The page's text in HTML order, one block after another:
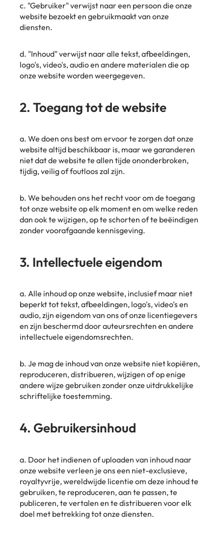
c. "Gebruiker" verwijst naar een persoon die onze
website bezoekt en gebruikmaakt van onze
diensten.
d. "Inhoud" verwijst naar alle tekst, afbeeldingen,
logo's, video's, audio en andere materialen die op
onze website worden weergegeven.
2. Toegang tot de website
a. We doen ons best om ervoor te zorgen dat onze
website altijd beschikbaar is, maar we garanderen
niet dat de website te allen tijde ononderbroken,
tijdig, veilig of foutloos zal zijn.
b. We behouden ons het recht voor om de toegang
tot onze website op elk moment en om welke reden
dan ook te wijzigen, op te schorten of te beëindigen
zonder voorafgaande kennisgeving.
3. Intellectuele eigendom
a. Alle inhoud op onze website, inclusief maar niet
beperkt tot tekst, afbeeldingen, logo's, video's en
audio, zijn eigendom van ons of onze licentiegevers
en zijn beschermd door auteursrechten en andere
intellectuele eigendomsrechten.
b. Je mag de inhoud van onze website niet kopiëren,
reproduceren, distribueren, wijzigen of op enige
andere wijze gebruiken zonder onze uitdrukkelijke
schriftelijke toestemming.
4. Gebruikersinhoud
a. Door het indienen of uploaden van inhoud naar
onze website verleen je ons een niet-exclusieve,
royaltyvrije, wereldwijde licentie om deze inhoud te
gebruiken, te reproduceren, aan te passen, te
publiceren, te vertalen en te distribueren voor elk
doel met betrekking tot onze diensten.